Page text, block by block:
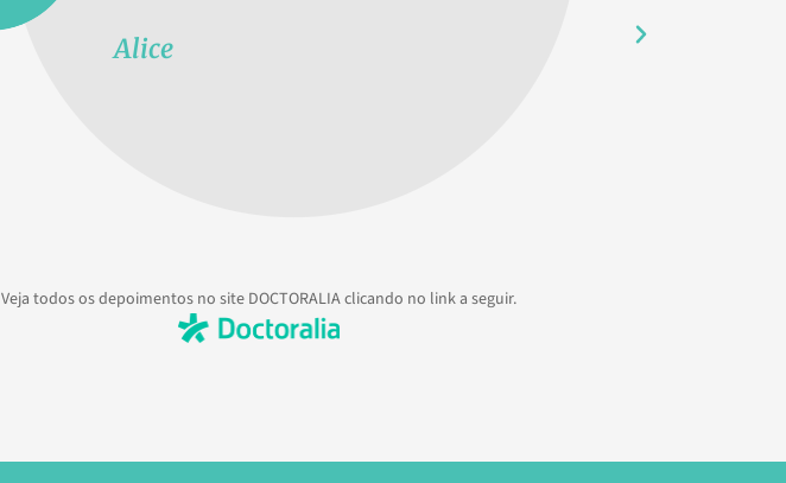
Alice
Veja todos os depoimentos no site DOCTORALIA clicando no link a seguir.